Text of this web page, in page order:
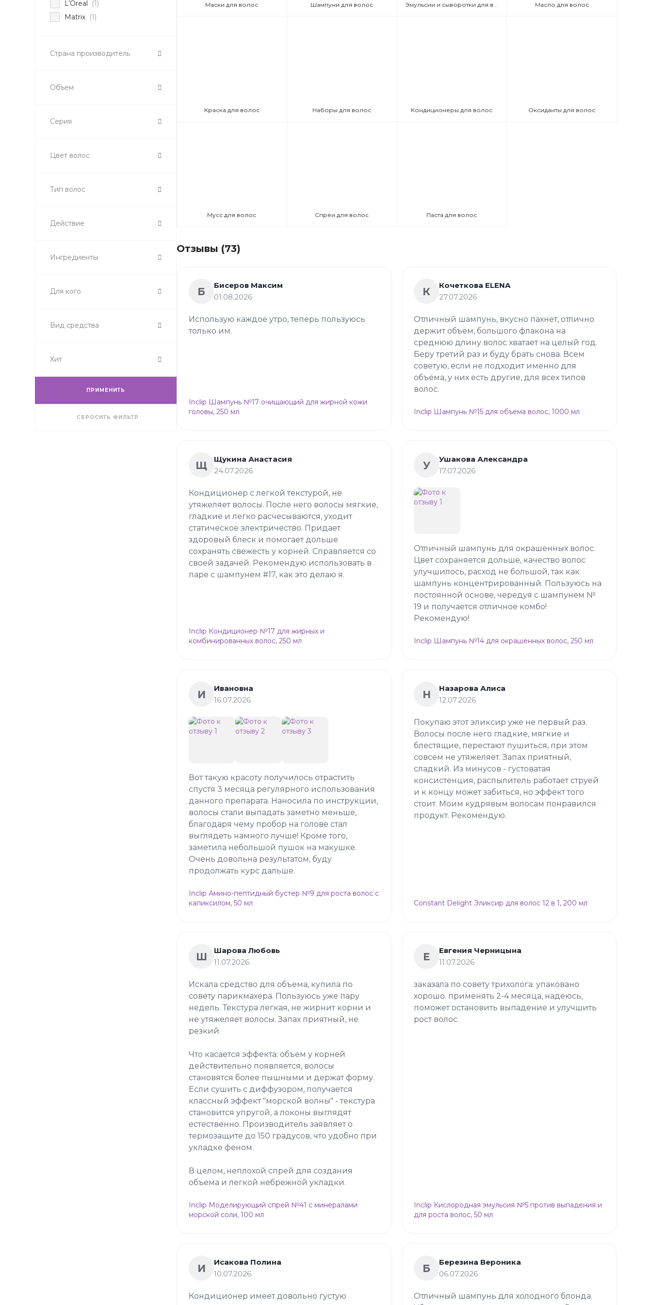
L’Oreal
(1)
Matrix (1)
Страна производитель
Объем
Серия
Цвет волос
Тип волос
Действие
Ингредиенты
Для кого
Вид средства
Хит
ПРИМЕНИТЬ
СБРОСИТЬ ФИЛЬТР
Маски для волос Шампуни для волос Эмульсии и сыворотки для волос Масло для волос
Краска для волос Наборы для волос Кондиционеры для волос Оксиданты для волос
Мусс для волос Спреи для волос Паста для волос
Отзывы (73)
Б
Бисеров Максим
01.08.2026
Использую каждое утро, теперь пользуюсь
только им.
Inclip Шампунь №17 очищающий для жирной кожи
головы, 250 мл
К
Кочеткова ELENA
27.07.2026
Отличный шампунь, вкусно пахнет, отлично
держит объём, большого флакона на
среднюю длину волос хватает на целый год.
Беру третий раз и буду брать снова. Всем
советую, если не подходит именно для
объёма, у них есть другие, для всех типов
волос.
Inclip Шампунь №15 для объема волос, 1000 мл
Щ
Щукина Анастасия
24.07.2026
Кондиционер с легкой текстурой, не
утяжеляет волосы. После него волосы мягкие,
гладкие и легко расчесываются, уходит
статическое электричество. Придает
здоровый блеск и помогает дольше
сохранять свежесть у корней. Справляется со
своей задачей. Рекомендую использовать в
паре с шампунем #17, как это делаю я.
Inclip Кондиционер №17 для жирных и
комбинированных волос, 250 мл
У
Ушакова Александра
17.07.2026
Отличный шампунь для окрашенных волос.
Цвет сохраняется дольше, качество волос
улучшилось, расход не большой, так как
шампунь концентрированный. Пользуюсь на
постоянной основе, чередуя с шампунем №
19 и получается отличное комбо!
Рекомендую!
Inclip Шампунь №14 для окрашенных волос, 250 мл
И
Ивановна
16.07.2026
Вот такую красоту получилось отрастить
спустя 3 месяца регулярного использования
данного препарата. Наносила по инструкции,
волосы стали выпадать заметно меньше,
благодаря чему пробор на голове стал
выглядеть намного лучше! Кроме того,
заметила небольшой пушок на макушке.
Очень довольна результатом, буду
продолжать курс дальше.
Inclip Амино-пептидный бустер №9 для роста волос с
капиксилом, 50 мл
Н
Назарова Алиса
12.07.2026
Покупаю этот эликсир уже не первый раз.
Волосы после него гладкие, мягкие и
блестящие, перестают пушиться, при этом
совсем не утяжеляет. Запах приятный,
сладкий. Из минусов - густоватая
консистенция, распылитель работает струей
и к концу может забиться, но эффект того
стоит. Моим кудрявым волосам понравился
продукт. Рекомендую.
Constant Delight Эликсир для волос 12 в 1, 200 мл
Ш
Шарова Любовь
11.07.2026
Искала средство для объема, купила по
совету парикмахера. Пользуюсь уже пару
недель. Текстура легкая, не жирнит корни и
не утяжеляет волосы. Запах приятный, не
резкий.
Что касается эффекта: объем у корней
действительно появляется, волосы
становятся более пышными и держат форму.
Если сушить с диффузором, получается
классный эффект "морской волны" - текстура
становится упругой, а локоны выглядят
естественно. Производитель заявляет о
термозащите до 150 градусов, что удобно при
укладке феном.
В целом, неплохой спрей для создания
объема и легкой небрежной укладки.
Inclip Моделирующий спрей №41 с минералами
морской соли, 100 мл
Е
Евгения Черницына
11.07.2026
заказала по совету трихолога. упаковано
хорошо. применять 2-4 месяца, надеюсь,
поможет остановить выпадение и улучшить
рост волос.
Inclip Кислородная эмульсия №5 против выпадения и
для роста волос, 50 мл
И
Исакова Полина
10.07.2026
Кондиционер имеет довольно густую
Б
Березина Вероника
06.07.2026
Отличный шампунь для холодного блонда.